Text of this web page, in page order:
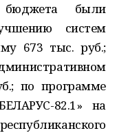
бюджета были
систем
673 тыс. руб.;
по программе
82.1» на